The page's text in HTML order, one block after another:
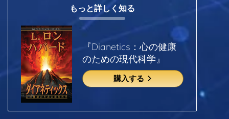
もっと詳しく知る
『Dianetics：心の健康
のための現代科学』
購入する